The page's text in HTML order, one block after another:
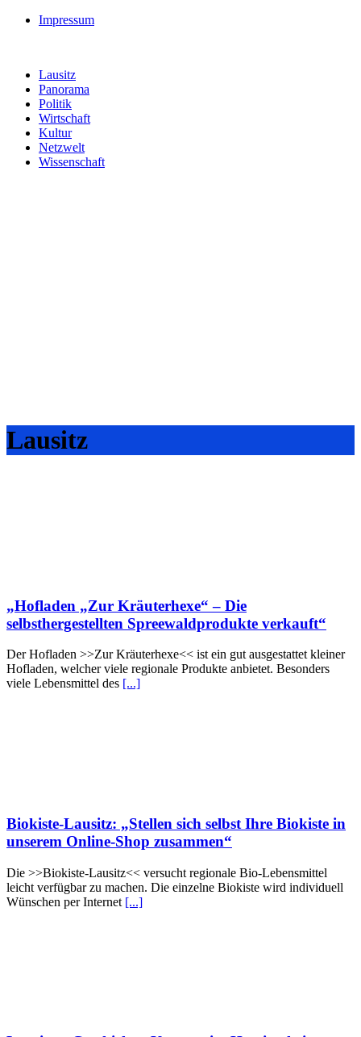
Impressum
Lausitz
Panorama
Politik
Wirtschaft
Kultur
Netzwelt
Wissenschaft
Lausitz
„Hofladen „Zur Kräuterhexe“ – Die
selbsthergestellten Spreewaldprodukte verkauft“
Der Hofladen >>Zur Kräuterhexe<< ist ein gut ausgestattet kleiner
Hofladen, welcher viele regionale Produkte anbietet. Besonders
viele Lebensmittel des [...]
Biokiste-Lausitz: „Stellen sich selbst Ihre Biokiste in
unserem Online-Shop zusammen“
Die >>Biokiste-Lausitz<< versucht regionale Bio-Lebensmittel
leicht verfügbar zu machen. Die einzelne Biokiste wird individuell
Wünschen per Internet [...]